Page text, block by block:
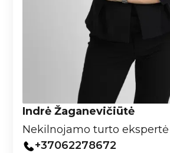
Indrė Žaganevičiūtė
Nekilnojamo turto ekspertė
+37062278672